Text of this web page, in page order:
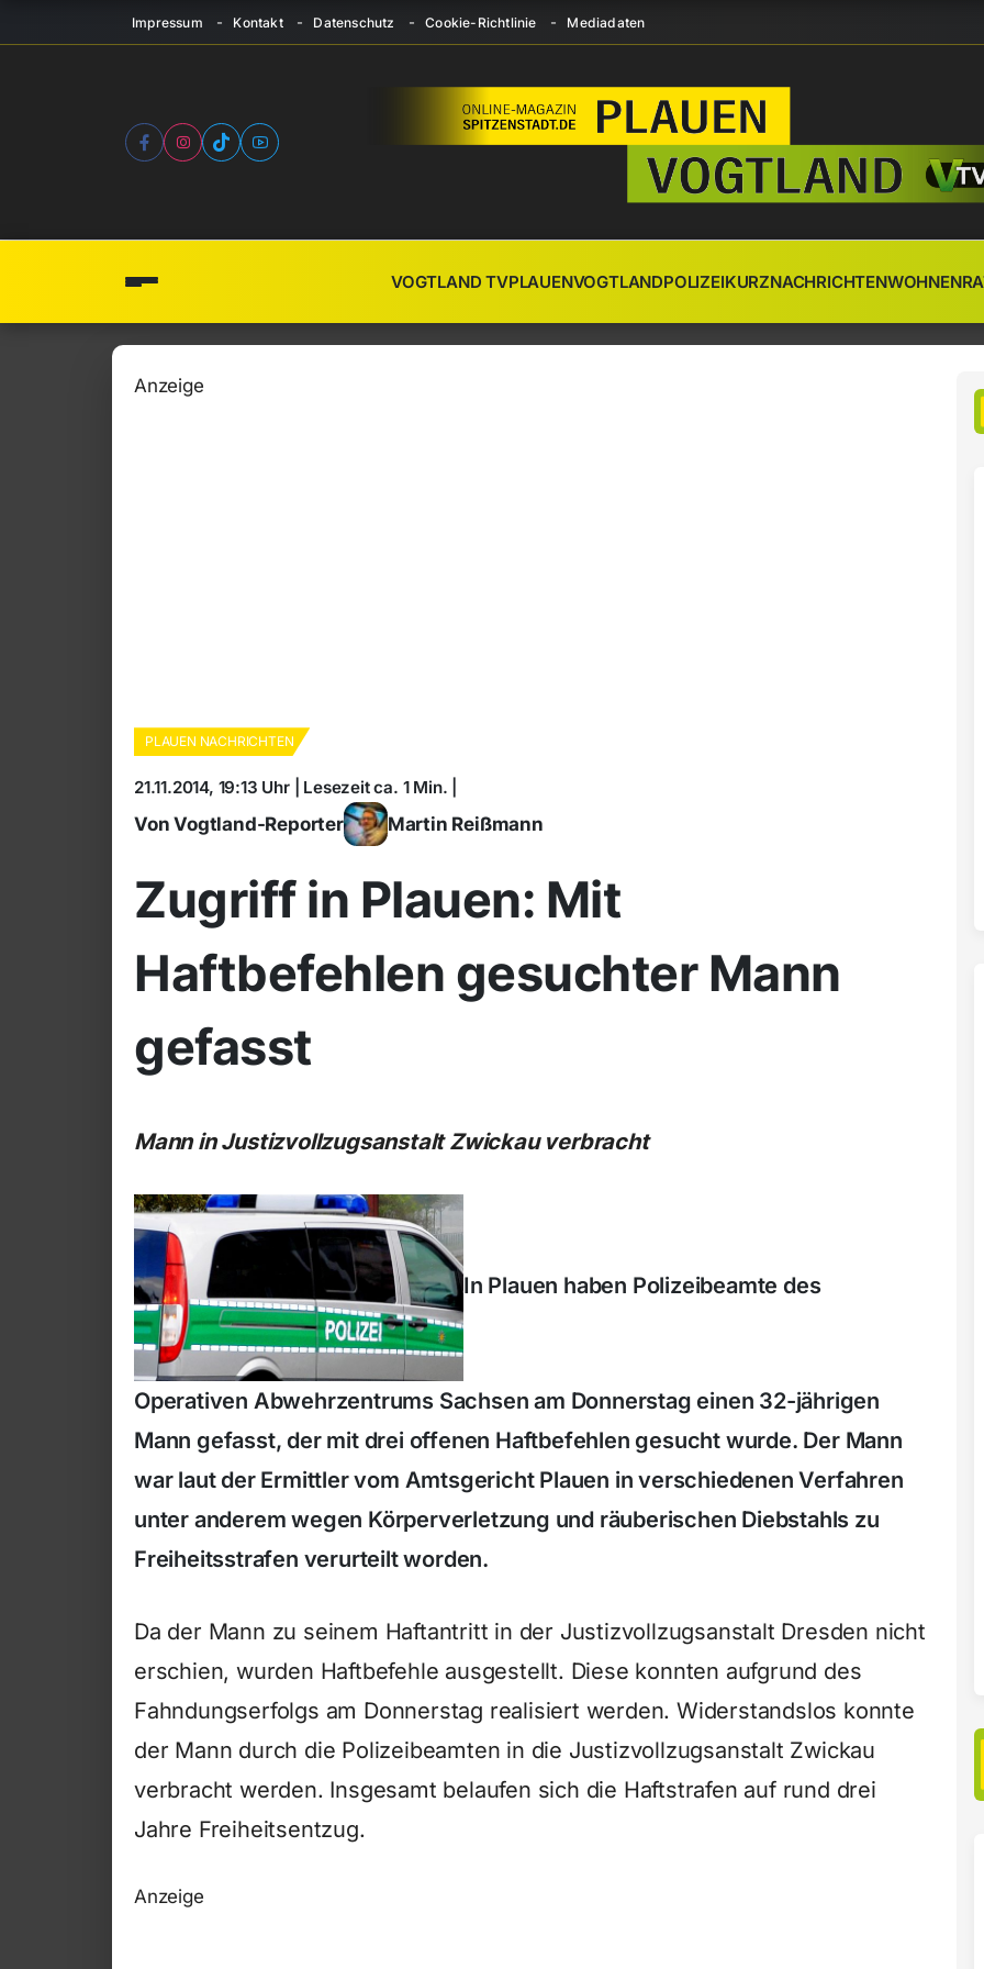
Impressum Kontakt Datenschutz Cookie-Richtlinie Mediadaten
VOGTLAND TVPLAUENVOGTLANDPOLIZEIKURZNACHRICHTENWOHNEN
Anzeige
PLAUEN NACHRICHTEN
21.11.2014, 19:13 Uhr | Lesezeit ca. 1 Min. |
Von Vogtland-Reporter Martin Reißmann
Zugriff in Plauen: Mit
Haftbefehlen gesuchter Mann
gefasst
Mann in Justizvollzugsanstalt Zwickau verbracht
In Plauen haben Polizeibeamte des
Operativen Abwehrzentrums Sachsen am Donnerstag einen 32-jährigen
Mann gefasst, der mit drei offenen Haftbefehlen gesucht wurde. Der Mann
war laut der Ermittler vom Amtsgericht Plauen in verschiedenen Verfahren
unter anderem wegen Körperverletzung und räuberischen Diebstahls zu
Freiheitsstrafen verurteilt worden.
Da der Mann zu seinem Haftantritt in der Justizvollzugsanstalt Dresden nicht
erschien, wurden Haftbefehle ausgestellt. Diese konnten aufgrund des
Fahndungserfolgs am Donnerstag realisiert werden. Widerstandslos konnte
der Mann durch die Polizeibeamten in die Justizvollzugsanstalt Zwickau
verbracht werden. Insgesamt belaufen sich die Haftstrafen auf rund drei
Jahre Freiheitsentzug.
Anzeige